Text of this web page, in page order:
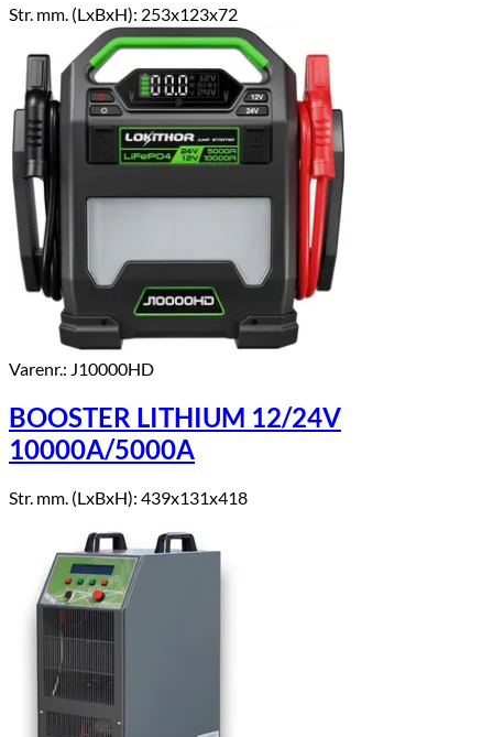
Str. mm. (LxBxH): 253x123x72
Varenr.: J10000HD
BOOSTER LITHIUM 12/24V
10000A/5000A
Str. mm. (LxBxH): 439x131x418